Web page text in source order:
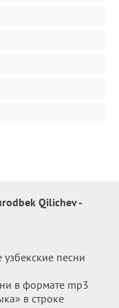
Qilichev -
песни
в формате mp3
в строке